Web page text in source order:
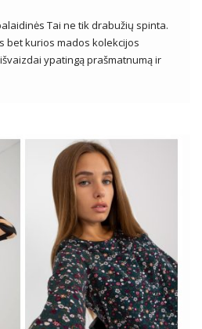
Tai ne tik drabužių spinta.
bet kurios mados kolekcijos
ypatingą prašmatnumą ir